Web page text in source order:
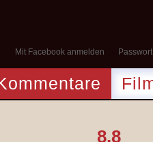
Mit Facebook anmelden
8.8